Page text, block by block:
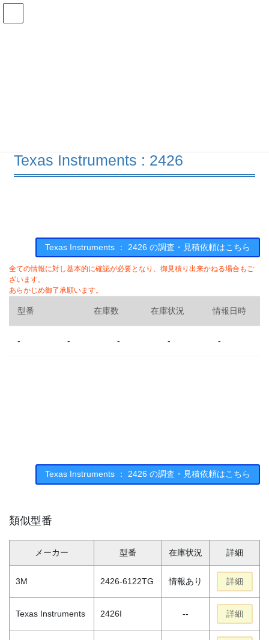
コ
ナ
Texas Instruments : 2426
Texas Instruments ： 2426 の調査・見積依頼はこちら
全ての情報に対し基本的に確認が必要となり、御見積り出来かねる場合もご
ざいます。
あらかじめ御了承願います。
型番 在庫数 在庫状況 情報日時
- - - - -
Texas Instruments ： 2426 の調査・見積依頼はこちら
類似型番
メーカー 型番 在庫状況 詳細
3M 2426-6122TG 情報あり 詳細
Texas Instruments 2426I -- 詳細